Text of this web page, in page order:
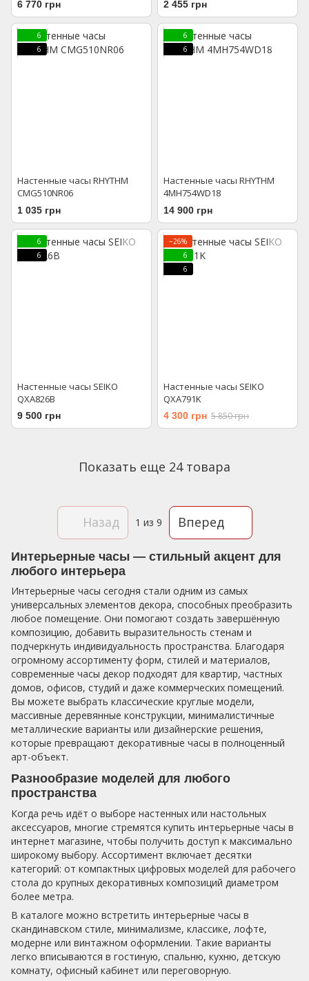
6 770 грн 2 455 грн
6
6
Настенные часы RHYTHM
CMG510NR06
1 035 грн
6
6
Настенные часы RHYTHM
4MH754WD18
14 900 грн
6
6
Настенные часы SEIKO
QXA826B
9 500 грн
−26%
6
6
Настенные часы SEIKO
QXA791K
4 300 грн 5 850 грн
Показать еще 24 товара
Назад 1 из 9 Вперед
Интерьерные часы — стильный акцент для
любого интерьера
Интерьерные часы сегодня стали одним из самых
универсальных элементов декора, способных преобразить
любое помещение. Они помогают создать завершённую
композицию, добавить выразительность стенам и
подчеркнуть индивидуальность пространства. Благодаря
огромному ассортименту форм, стилей и материалов,
современные часы декор подходят для квартир, частных
домов, офисов, студий и даже коммерческих помещений.
Вы можете выбрать классические круглые модели,
массивные деревянные конструкции, минималистичные
металлические варианты или дизайнерские решения,
которые превращают декоративные часы в полноценный
арт-объект.
Разнообразие моделей для любого
пространства
Когда речь идёт о выборе настенных или настольных
аксессуаров, многие стремятся купить интерьерные часы в
интернет магазине, чтобы получить доступ к максимально
широкому выбору. Ассортимент включает десятки
категорий: от компактных цифровых моделей для рабочего
стола до крупных декоративных композиций диаметром
более метра.
В каталоге можно встретить интерьерные часы в
скандинавском стиле, минимализме, классике, лофте,
модерне или винтажном оформлении. Такие варианты
легко вписываются в гостиную, спальню, кухню, детскую
комнату, офисный кабинет или переговорную.